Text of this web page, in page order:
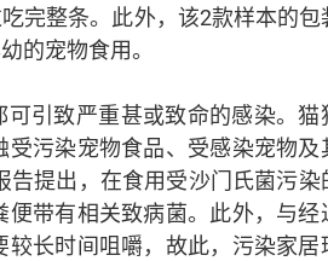
完整条。此外，该2款样本的包
的宠物食用。
引致严重甚或致命的感染。猫
污染宠物食品、受感染宠物及
提出，在食用受沙门氏菌污染
带有相关致病菌。此外，与经
长时间咀嚼，故此，污染家居